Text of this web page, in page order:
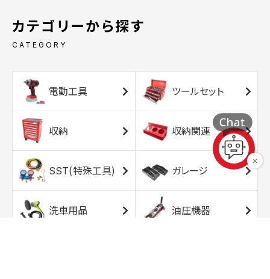
カテゴリーから探す
CATEGORY
電動工具 ツールセット
収納 収納関連
SST(特殊工具) ガレージ
洗車用品 油圧機器